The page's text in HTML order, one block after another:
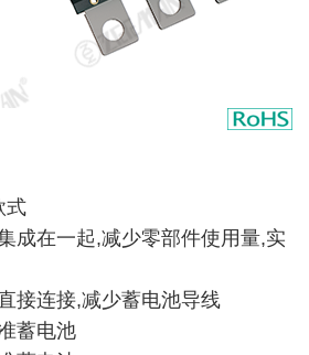
式
成在一起,减少零部件使用量,实
接连接,减少蓄电池导线
蓄电池